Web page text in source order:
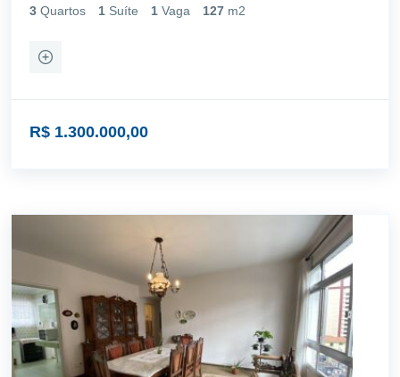
3 Quartos 1 Suíte 1 Vaga 127 m2
R$ 1.300.000,00